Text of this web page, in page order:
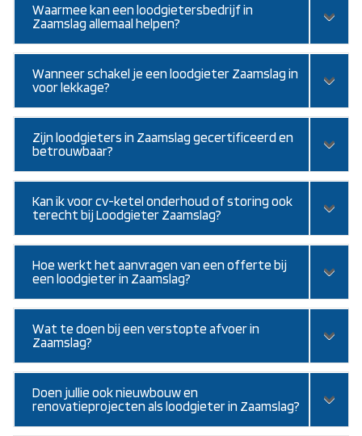
Waarmee kan een loodgietersbedrijf in
Zaamslag allemaal helpen?
Wanneer schakel je een loodgieter Zaamslag in
voor lekkage?
Zijn loodgieters in Zaamslag gecertificeerd en
betrouwbaar?
Kan ik voor cv-ketel onderhoud of storing ook
terecht bij Loodgieter Zaamslag?
Hoe werkt het aanvragen van een offerte bij
een loodgieter in Zaamslag?
Wat te doen bij een verstopte afvoer in
Zaamslag?
Doen jullie ook nieuwbouw en
renovatieprojecten als loodgieter in Zaamslag?